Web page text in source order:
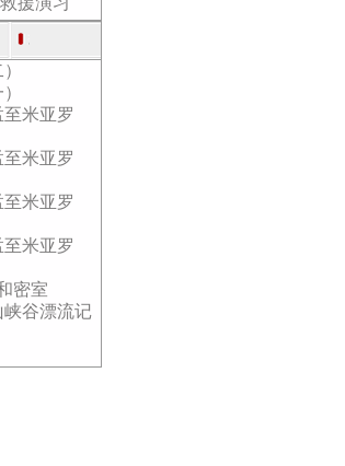
米亚罗
米亚罗
米亚罗
米亚罗
密室
谷漂流记